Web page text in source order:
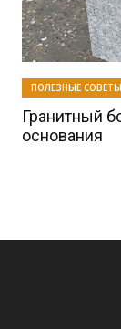
ПОЛЕЗНЫЕ СОВЕТЫ
Гранитный
основания